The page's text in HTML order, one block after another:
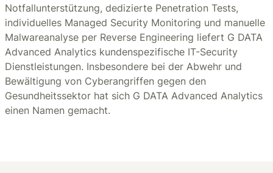
Notfallunterstützung, dedizierte Penetration Tests,
individuelles Managed Security Monitoring und manuelle
Malwareanalyse per Reverse Engineering liefert G DATA
Advanced Analytics kundenspezifische IT-Security
Dienstleistungen. Insbesondere bei der Abwehr und
Bewältigung von Cyberangriffen gegen den
Gesundheitssektor hat sich G DATA Advanced Analytics
einen Namen gemacht.